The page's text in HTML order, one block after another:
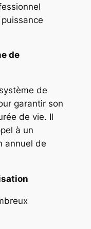
de
de
garantir son
de vie. Il
à un
annuel de